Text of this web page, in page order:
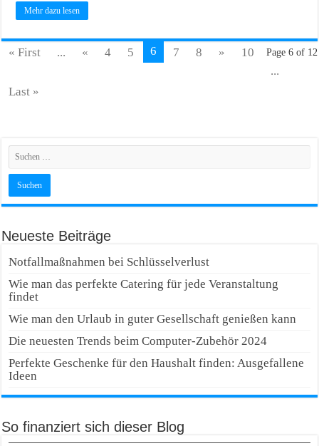
Mehr dazu lesen
Page 6 of 12
« First ... « 4 5 6 7 8 »
10
...
Last »
Neueste Beiträge
Notfallmaßnahmen bei Schlüsselverlust
Wie man das perfekte Catering für jede Veranstaltung
findet
Wie man den Urlaub in guter Gesellschaft genießen kann
Die neuesten Trends beim Computer-Zubehör 2024
Perfekte Geschenke für den Haushalt finden: Ausgefallene
Ideen
So finanziert sich dieser Blog